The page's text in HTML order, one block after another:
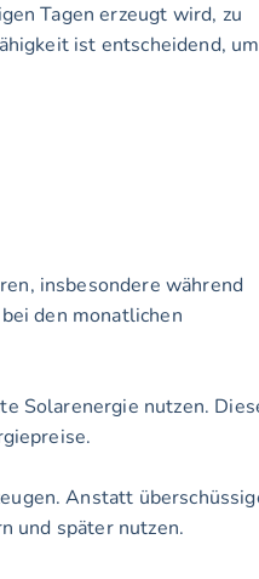
Tagen erzeugt wird, zu
ist entscheidend, um
den monatlichen
und später nutzen.